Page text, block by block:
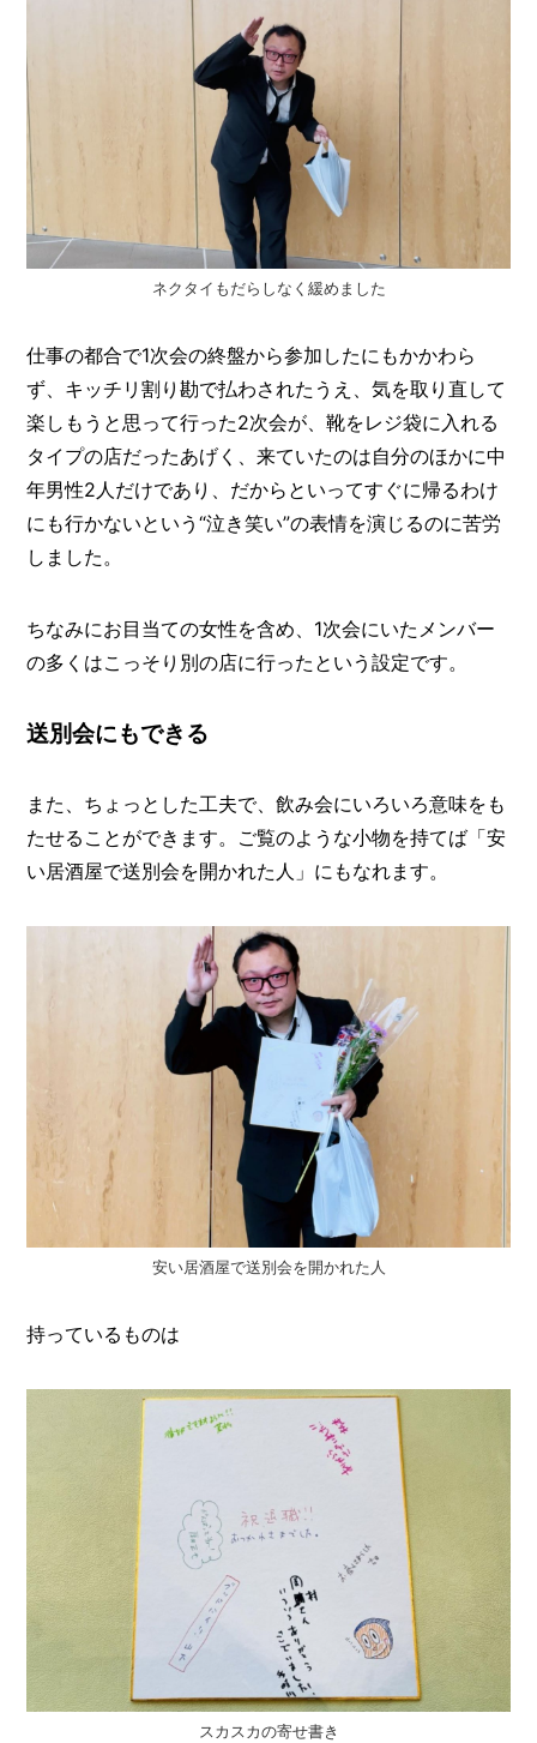
ネクタイもだらしなく緩めました
仕事の都合で1次会の終盤から参加したにもかかわら
ず、キッチリ割り勘で払わされたうえ、気を取り直して
楽しもうと思って行った2次会が、靴をレジ袋に入れる
タイプの店だったあげく、来ていたのは自分のほかに中
年男性2人だけであり、だからといってすぐに帰るわけ
にも行かないという“泣き笑い”の表情を演じるのに苦労
しました。
ちなみにお目当ての女性を含め、1次会にいたメンバー
の多くはこっそり別の店に行ったという設定です。
送別会にもできる
また、ちょっとした工夫で、飲み会にいろいろ意味をも
たせることができます。ご覧のような小物を持てば「安
い居酒屋で送別会を開かれた人」にもなれます。
安い居酒屋で送別会を開かれた人
持っているものは
スカスカの寄せ書き